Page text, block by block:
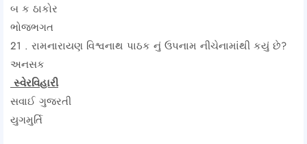
બ ક ઠાકોર
ભોજભગત
21 . રામનારાયણ વિશ્વનાથ પાઠક નું ઉપનામ નીચેનામાંથી કયું છે?
અનસક
સ્વેરવિહારી
સવાઈ ગુજરતી
યુગમુર્તિ